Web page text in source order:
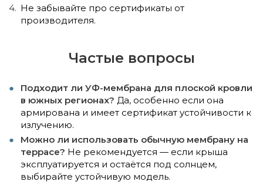
Не забывайте про сертификаты от
производителя.
Частые вопросы
Подходит ли УФ-мембрана для плоской кровли
в южных регионах? Да, особенно если она
армирована и имеет сертификат устойчивости к
излучению.
Можно ли использовать обычную мембрану на
террасе? Не рекомендуется — если крыша
эксплуатируется и остаётся под солнцем,
выбирайте устойчивую модель.